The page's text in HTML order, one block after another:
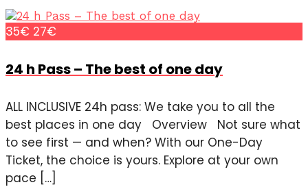
35€ 27€
24 h Pass – The best of one day
ALL INCLUSIVE 24h pass: We take you to all the
best places in one day Overview Not sure what
to see first — and when? With our One-Day
Ticket, the choice is yours. Explore at your own
pace […]